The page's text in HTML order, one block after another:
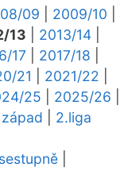
09 2009/10
13 2013/14
17 2017/18
21 2021/22
25 2025/26
2.liga
sestupně